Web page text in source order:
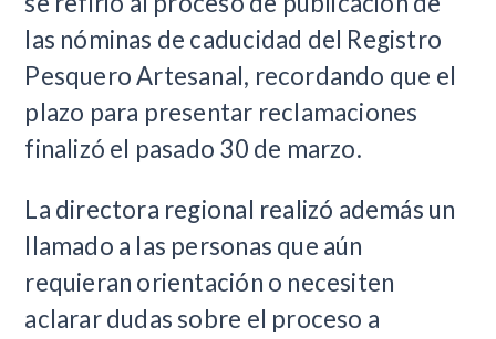
las nóminas de caducidad del Registro
Pesquero Artesanal, recordando que el
plazo para presentar reclamaciones
finalizó el pasado 30 de marzo.
La directora regional realizó además un
llamado a las personas que aún
requieran orientación o necesiten
aclarar dudas sobre el proceso a